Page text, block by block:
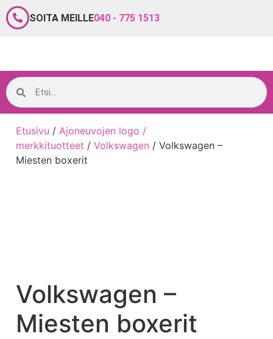
SOITA MEILLE040 - 775 1513
Etusivu / Ajoneuvojen logo /
merkkituotteet / Volkswagen / Volkswagen –
Miesten boxerit
Volkswagen –
Miesten boxerit